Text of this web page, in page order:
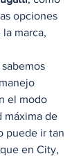
opciones
marca,
el modo
máxima de
puede ir tan
en City,